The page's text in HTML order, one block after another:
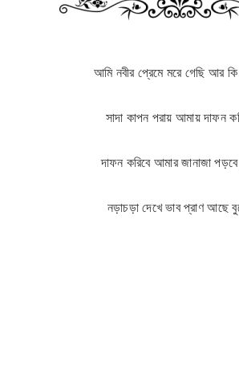
আমি নবীর প্রেমে মরে গেছি আর কি
সাদা কাপন পরায় আমায় দাফন
দাফন করিবে আমার জানাজা
নড়াচড়া দেখে ভাব প্রাণ আছে